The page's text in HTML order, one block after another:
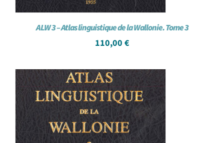
ALW 3 – Atlas linguistique de la Wallonie. Tome 3
110,00 €